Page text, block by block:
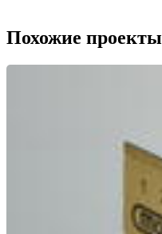
Похожие проекты